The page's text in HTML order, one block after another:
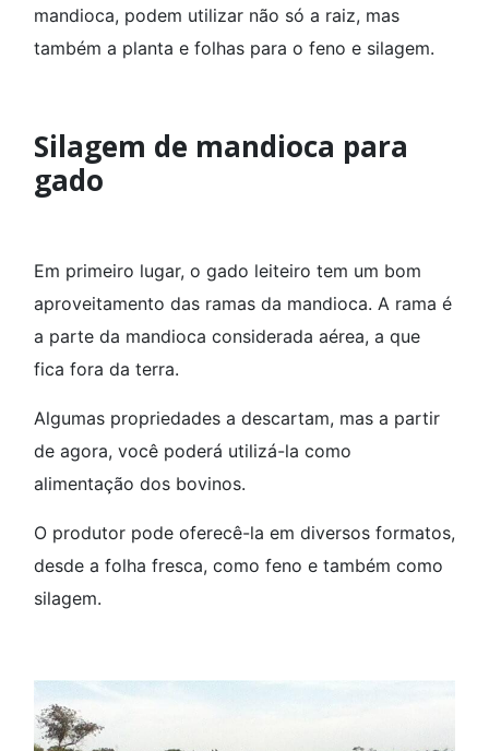
mandioca, podem utilizar não só a raiz, mas
também a planta e folhas para o feno e silagem.
Silagem de mandioca para
gado
Em primeiro lugar, o gado leiteiro tem um bom
aproveitamento das ramas da mandioca. A rama é
a parte da mandioca considerada aérea, a que
fica fora da terra.
Algumas propriedades a descartam, mas a partir
de agora, você poderá utilizá-la como
alimentação dos bovinos.
O produtor pode oferecê-la em diversos formatos,
desde a folha fresca, como feno e também como
silagem.